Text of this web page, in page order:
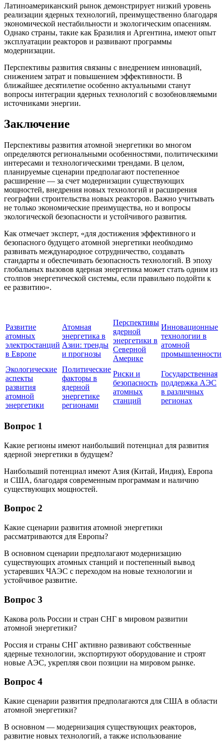
Латиноамериканский рынок демонстрирует низкий уровень
реализации ядерных технологий, преимущественно благодаря
экономической нестабильности и экологическим опасениям.
Однако страны, такие как Бразилия и Аргентина, имеют опыт
эксплуатации реакторов и развивают программы
модернизации.
Перспективы развития связаны с внедрением инноваций,
снижением затрат и повышением эффективности. В
ближайшее десятилетие особенно актуальными станут
вопросы интеграции ядерных технологий с возобновляемыми
источниками энергии.
Заключение
Перспективы развития атомной энергетики во многом
определяются региональными особенностями, политическими
интересами и технологическими трендами. В целом,
планируемые сценарии предполагают постепенное
расширение — за счет модернизации существующих
мощностей, внедрения новых технологий и расширения
географии строительства новых реакторов. Важно учитывать
не только экономические преимущества, но и вопросы
экологической безопасности и устойчивого развития.
Как отмечает эксперт, «для достижения эффективного и
безопасного будущего атомной энергетики необходимо
развивать международное сотрудничество, создавать
стандарты и обеспечивать безопасность технологий. В эпоху
глобальных вызовов ядерная энергетика может стать одним из
столпов энергетической системы, если правильно подойти к
ее развитию».
Развитие
атомных
электростанций
в Европе
Атомная
энергетика в
Азии: тренды
и прогнозы
Перспективы
ядерной
энергетики в
Северной
Америке
Инновационные
технологии в
атомной
промышленности
Экологические
аспекты
развития
атомной
энергетики
Политические
факторы в
ядерной
энергетике
регионами
Риски и
безопасность
атомных
станций
Государственная
поддержка АЭС
в различных
регионах
Вопрос 1
Какие регионы имеют наибольший потенциал для развития
ядерной энергетики в будущем?
Наибольший потенциал имеют Азия (Китай, Индия), Европа
и США, благодаря современным программам и наличию
существующих мощностей.
Вопрос 2
Какие сценарии развития атомной энергетики
рассматриваются для Европы?
В основном сценарии предполагают модернизацию
существующих атомных станций и постепенный вывод
устаревших ЧАЭС с переходом на новые технологии и
устойчивое развитие.
Вопрос 3
Какова роль России и стран СНГ в мировом развитии
атомной энергетики?
Россия и страны СНГ активно развивают собственные
ядерные технологии, экспортируют оборудование и строят
новые АЭС, укрепляя свои позиции на мировом рынке.
Вопрос 4
Какие сценарии развития предполагаются для США в области
атомной энергетики?
В основном — модернизация существующих реакторов,
развитие новых технологий, а также использование